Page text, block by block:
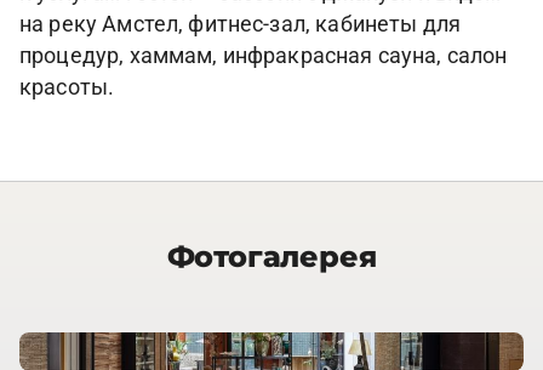
на реку Амстел, фитнес-зал, кабинеты для
процедур, хаммам, инфракрасная сауна, салон
красоты.
Фотогалерея